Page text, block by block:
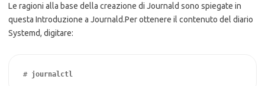
Le ragioni alla base della creazione di Journald sono spiegate in
questa Introduzione a Journald.Per ottenere il contenuto del diario
Systemd, digitare:
# journalctl